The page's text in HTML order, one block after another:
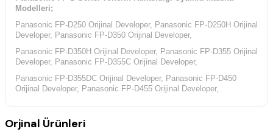
Modelleri;
Panasonic FP-D250 Orijinal Developer, Panasonic FP-D250H Orijinal
Developer, Panasonic FP-D350 Orijinal Developer,
Panasonic FP-D350H Orijinal Developer, Panasonic FP-D355 Orijinal
Developer, Panasonic FP-D355C Orijinal Developer,
Panasonic FP-D355DC Orijinal Developer, Panasonic FP-D450
Orijinal Developer, Panasonic FP-D455 Orijinal Developer,
Developer,
Orjinal Ürünleri